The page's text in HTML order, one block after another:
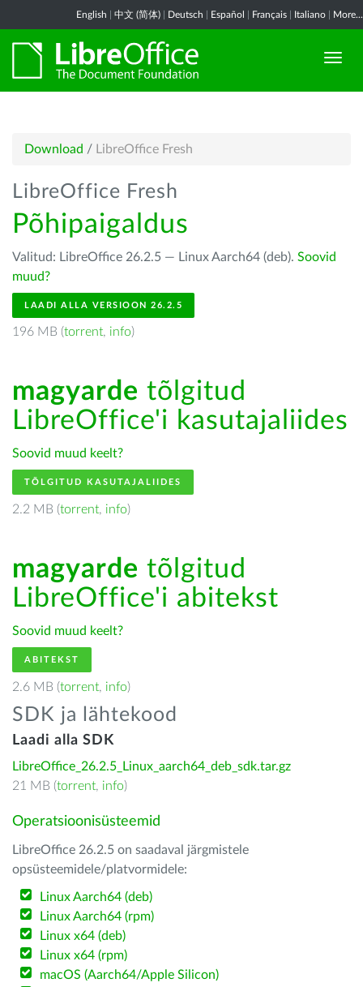
English 中文 (简体) Deutsch Español Français Italiano More...
Download / LibreOffice Fresh
LibreOffice Fresh
Põhipaigaldus
Valitud: LibreOffice 26.2.5 — Linux Aarch64 (deb). Soovid
muud?
LAADI ALLA VERSIOON 26.2.5
196 MB (torrent, info)
magyarde tõlgitud
LibreOffice'i kasutajaliides
Soovid muud keelt?
TÕLGITUD KASUTAJALIIDES
2.2 MB (torrent, info)
magyarde tõlgitud
LibreOffice'i abitekst
Soovid muud keelt?
ABITEKST
2.6 MB (torrent, info)
SDK ja lähtekood
Laadi alla SDK
LibreOffice_26.2.5_Linux_aarch64_deb_sdk.tar.gz
21 MB (torrent, info)
Operatsioonisüsteemid
LibreOffice 26.2.5 on saadaval järgmistele
opsüsteemidele/platvormidele:
Linux Aarch64 (deb)
Linux Aarch64 (rpm)
Linux x64 (deb)
Linux x64 (rpm)
macOS (Aarch64/Apple Silicon)